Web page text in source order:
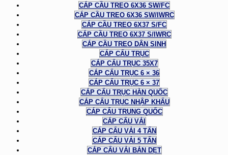
CÁP CẦU TREO 6X36 SW/FC
CÁP CẦU TREO 6X36 SW/IWRC
CÁP CẦU TREO 6X37 S/FC
CÁP CẦU TREO 6X37 S/IWRC
CÁP CẦU TREO DÂN SINH
CÁP CẨU TRỤC
CÁP CẨU TRỤC 35X7
CÁP CẨU TRỤC 6 × 36
CÁP CẨU TRỤC 6 × 37
CÁP CẨU TRỤC HÀN QUỐC
CÁP CẨU TRỤC NHẬP KHẨU
CÁP CẨU TRUNG QUỐC
CÁP CẨU VẢI
CÁP CẨU VẢI 4 TẤN
CÁP CẨU VẢI 5 TẤN
CÁP CẨU VẢI BẢN DẸT